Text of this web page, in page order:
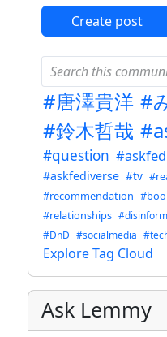
Create post
#唐澤貴洋 #
#鈴木哲哉
#question
#askfediverse #tv
#recommendation
#relationships
#DnD #socialmedia
Explore Tag Cloud
Ask Lemmy